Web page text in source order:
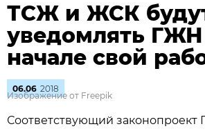
ТСЖ и ЖСК
уведомлять
начале свой
06.06 2018
Изображение от Freepik
Соответствующий законопроект